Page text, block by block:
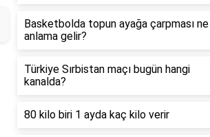
Basketbolda topun ayağa çarpması ne
anlama gelir?
Türkiye Sırbistan maçı bugün hangi
kanalda?
80 kilo biri 1 ayda kaç kilo verir